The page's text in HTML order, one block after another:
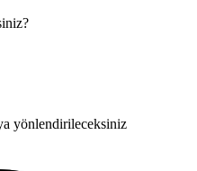
yönlendirileceksiniz